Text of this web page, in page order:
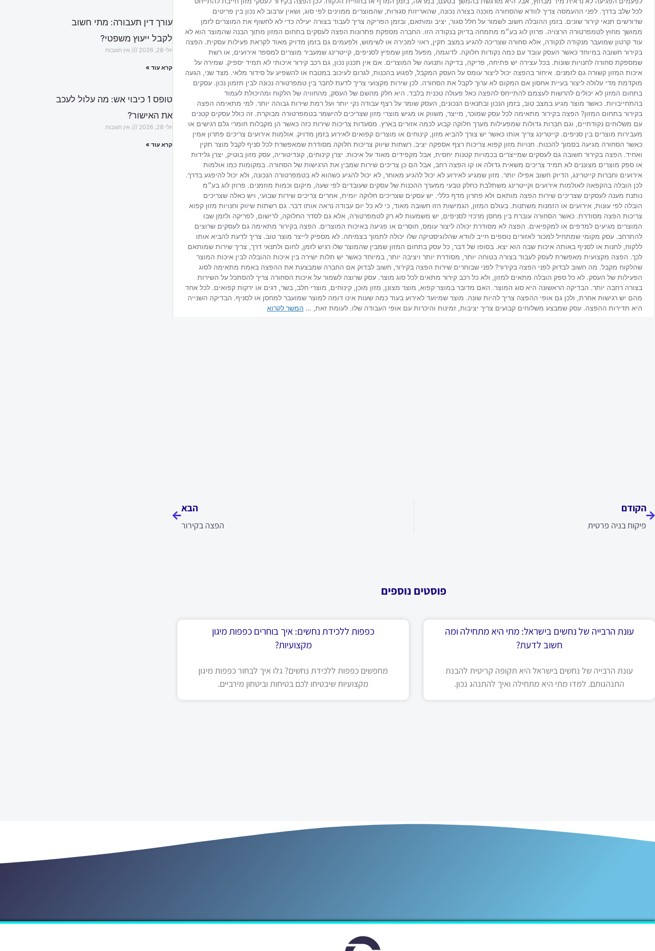
הקודם
פיקוח בניה פרטית
הבא
הפצה בקירור
פוסטים נוספים
עונת הרבייה של נחשים בישראל: מתי היא מתחילה ומה
חשוב לדעת?
עונת הרבייה של נחשים בישראל היא תקופה קריטית להבנת
התנהגותם. למדו מתי היא מתחילה ואיך להתנהג נכון.
כפפות ללכידת נחשים: איך בוחרים כפפות מיגון
מקצועיות?
מחפשים כפפות ללכידת נחשים? גלו איך לבחור כפפות מיגון
מקצועיות שיבטיחו לכם בטיחות וביטחון מירביים.
עורך דין תעבורה: מתי חשוב
לקבל ייעוץ משפטי?
יולי 28, 2026 אין תגובות
קרא עוד »
טופס 1 כיבוי אש: מה עלול לעכב
את האישור?
יולי 28, 2026 אין תגובות
קרא עוד »